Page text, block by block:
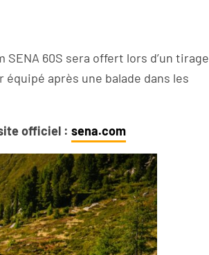
60S sera offert lors d’un tirage
après une balade dans les
officiel : sena.com